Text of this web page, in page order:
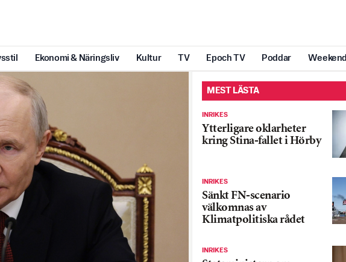
Ekonomi & Näringsliv Kultur TV Epoch TV Poddar Weekend
MEST LÄSTA
INRIKES
Ytterligare oklarheter
kring Stina-fallet i Hörby
INRIKES
Sänkt FN-scenario
välkomnas av
Klimatpolitiska rådet
INRIKES